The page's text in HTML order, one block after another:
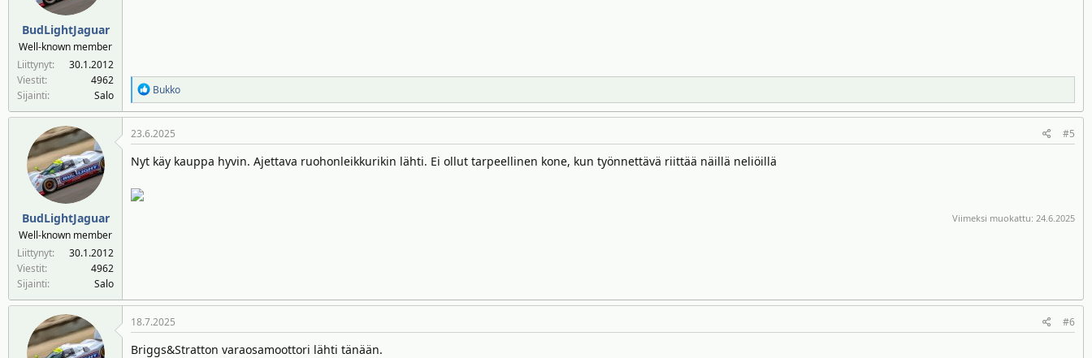
BudLightJaguar
Well-known member
Liittynyt
30.1.2012
Viestit
4962
Sijainti
Salo
R
e
a
k
i
Bukko
BudLightJaguar
Well-known member
Liittynyt
30.1.2012
Viestit
4962
Sijainti
Salo
23.6.2025 #5
Nyt käy kauppa hyvin. Ajettava ruohonleikkurikin lähti. Ei ollut tarpeellinen kone, kun työnnettävä riittää näillä neliöillä
Viimeksi muokattu: 24.6.2025
18.7.2025 #6
Briggs&Stratton varaosamoottori lähti tänään.